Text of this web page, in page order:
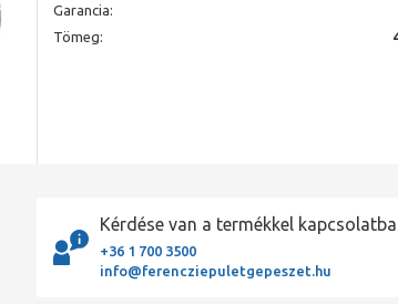
Garancia:
Tömeg:
Kérdése van a termékkel
+36 1 700 3500
info@ferencziepuletgepeszet.hu